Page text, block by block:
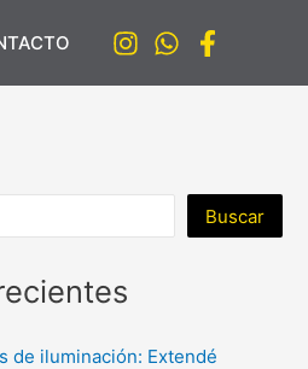
Buscar
de iluminación: Extendé